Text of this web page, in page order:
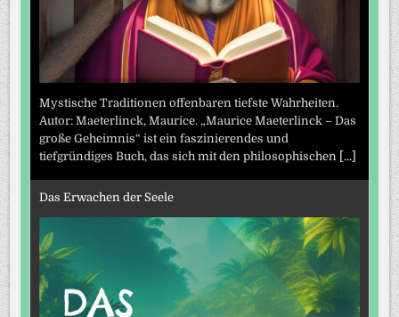
Mystische Traditionen offenbaren tiefste Wahrheiten.
Autor: Maeterlinck, Maurice. „Maurice Maeterlinck – Das
große Geheimnis“ ist ein faszinierendes und
tiefgründiges Buch, das sich mit den philosophischen
[...]
Das Erwachen der Seele